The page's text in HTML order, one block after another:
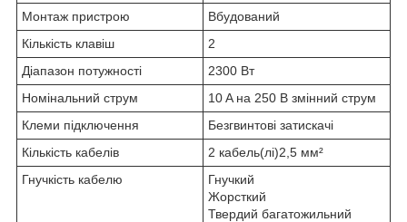
Монтаж пристрою
Вбудований
Кількість клавіш
2
Діапазон потужності
2300 Вт
Номінальний струм
10 A на 250 В змінний струм
Клеми підключення
Безгвинтові затискачі
Кількість кабелів
2 кабель(лі)2,5 мм²
Гнучкість кабелю
Гнучкий
Жорсткий
Твердий багатожильний